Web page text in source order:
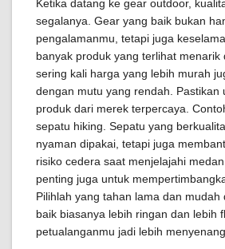
Ketika datang ke gear outdoor,
segalanya. Gear yang baik bukan
pengalamanmu, tetapi juga
banyak produk yang terlihat menarik
sering kali harga yang lebih murah
dengan mutu yang rendah. Pastikan
produk dari merek terpercaya.
sepatu hiking. Sepatu yang
nyaman dipakai, tetapi juga
risiko cedera saat menjelajahi
penting juga untuk
Pilihlah yang tahan lama dan mudah
baik biasanya lebih ringan dan lebih
petualanganmu jadi lebih